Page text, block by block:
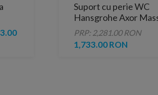
Suport cu perie WC
Hansgrohe Axor
PRP: 2,281.00 RON
1,733.00 RON